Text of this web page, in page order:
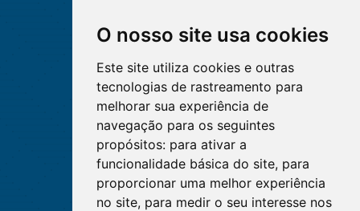
O nosso site usa cookies
Este site utiliza cookies e outras
tecnologias de rastreamento para
melhorar sua experiência de
navegação para os seguintes
propósitos: para ativar a
funcionalidade básica do site, para
proporcionar uma melhor experiência
no site, para medir o seu interesse nos